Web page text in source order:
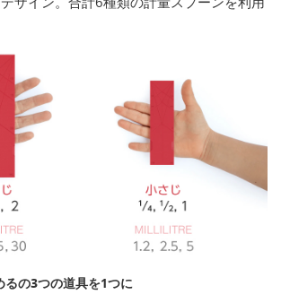
るの3つの道具を1つに